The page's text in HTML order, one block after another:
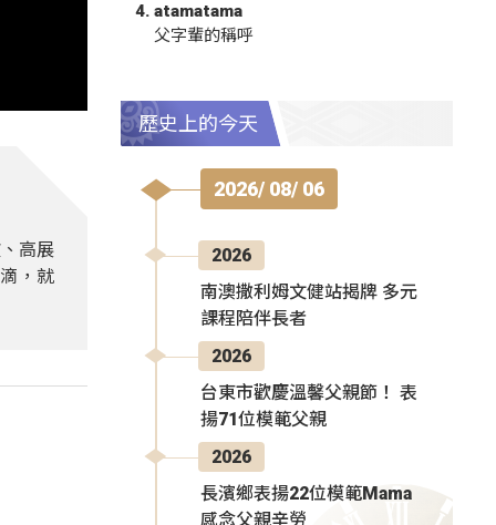
高展
，就
atamatama
父字輩的稱呼
歷史上的今天
2026/ 08/ 06
2026
南澳撒利姆文健站揭牌 多元
課程陪伴長者
2026
台東市歡慶溫馨父親節！ 表
揚71位模範父親
2026
長濱鄉表揚22位模範Mama
感念父親辛勞